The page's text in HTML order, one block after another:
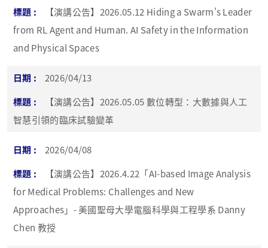
【演講公告】2026.05.12 Hiding a Swarm's Leader
from RL Agent and Human. AI Safety in the Information
and Physical Spaces
2026/04/13
【演講公告】2026.05.05 數位轉型：大數據與人工
智慧引領的臨床試驗變革
2026/04/08
【演講公告】2026.4.22「AI-based Image Analysis
for Medical Problems: Challenges and New
Approaches」- 美國聖母大學電腦科學與工程學系 Danny
Chen 教授